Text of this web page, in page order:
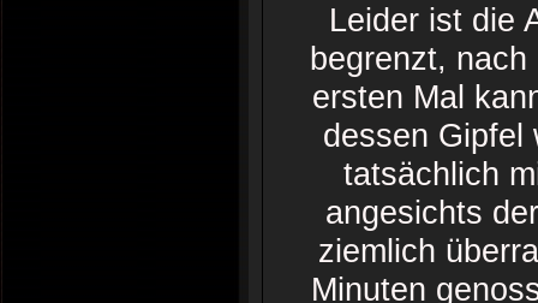
Leider ist die
begrenzt,
ersten Mal
dessen Gipfel
tatsächlich
angesichts
ziemlich
Minuten